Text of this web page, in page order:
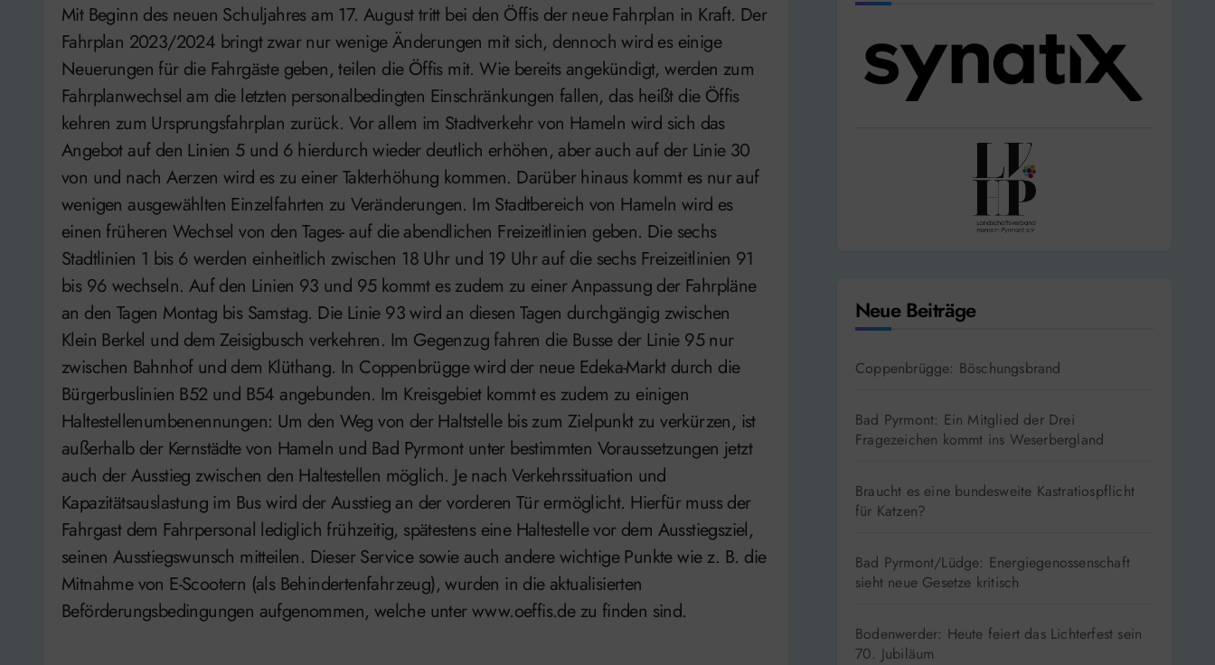
Mit Beginn des neuen Schuljahres am 17. August tritt bei den Öffis der neue Fahrplan in Kraft. Der
Fahrplan 2023/2024 bringt zwar nur wenige Änderungen mit sich, dennoch wird es einige
Neuerungen für die Fahrgäste geben, teilen die Öffis mit. Wie bereits angekündigt, werden zum
Fahrplanwechsel am die letzten personalbedingten Einschränkungen fallen, das heißt die Öffis
kehren zum Ursprungsfahrplan zurück. Vor allem im Stadtverkehr von Hameln wird sich das
Angebot auf den Linien 5 und 6 hierdurch wieder deutlich erhöhen, aber auch auf der Linie 30
von und nach Aerzen wird es zu einer Takterhöhung kommen. Darüber hinaus kommt es nur auf
wenigen ausgewählten Einzelfahrten zu Veränderungen. Im Stadtbereich von Hameln wird es
einen früheren Wechsel von den Tages- auf die abendlichen Freizeitlinien geben. Die sechs
Stadtlinien 1 bis 6 werden einheitlich zwischen 18 Uhr und 19 Uhr auf die sechs Freizeitlinien 91
bis 96 wechseln. Auf den Linien 93 und 95 kommt es zudem zu einer Anpassung der Fahrpläne
an den Tagen Montag bis Samstag. Die Linie 93 wird an diesen Tagen durchgängig zwischen
Klein Berkel und dem Zeisigbusch verkehren. Im Gegenzug fahren die Busse der Linie 95 nur
zwischen Bahnhof und dem Klüthang. In Coppenbrügge wird der neue Edeka-Markt durch die
Bürgerbuslinien B52 und B54 angebunden. Im Kreisgebiet kommt es zudem zu einigen
Haltestellenumbenennungen: Um den Weg von der Haltstelle bis zum Zielpunkt zu verkürzen, ist
außerhalb der Kernstädte von Hameln und Bad Pyrmont unter bestimmten Voraussetzungen jetzt
auch der Ausstieg zwischen den Haltestellen möglich. Je nach Verkehrssituation und
Kapazitätsauslastung im Bus wird der Ausstieg an der vorderen Tür ermöglicht. Hierfür muss der
Fahrgast dem Fahrpersonal lediglich frühzeitig, spätestens eine Haltestelle vor dem Ausstiegsziel,
seinen Ausstiegswunsch mitteilen. Dieser Service sowie auch andere wichtige Punkte wie z. B. die
Mitnahme von E-Scootern (als Behindertenfahrzeug), wurden in die aktualisierten
Beförderungsbedingungen aufgenommen, welche unter www.oeffis.de zu finden sind.
Neue Beiträge
Coppenbrügge: Böschungsbrand
Bad Pyrmont: Ein Mitglied der Drei
Fragezeichen kommt ins Weserbergland
Braucht es eine bundesweite Kastratiospflicht
für Katzen?
Bad Pyrmont/Lüdge: Energiegenossenschaft
sieht neue Gesetze kritisch
Bodenwerder: Heute feiert das Lichterfest sein
70. Jubiläum